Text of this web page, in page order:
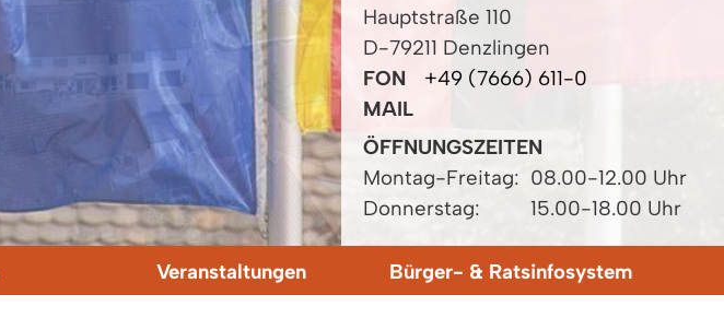
Hauptstraße 110
D-79211 Denzlingen
FON
+49 (7666) 611-0
MAIL
ÖFFNUNGSZEITEN
Montag-Freitag: 08.00-12.00 Uhr
Donnerstag:
15.00-18.00 Uhr
Veranstaltungen Bürger- & Ratsinfosystem